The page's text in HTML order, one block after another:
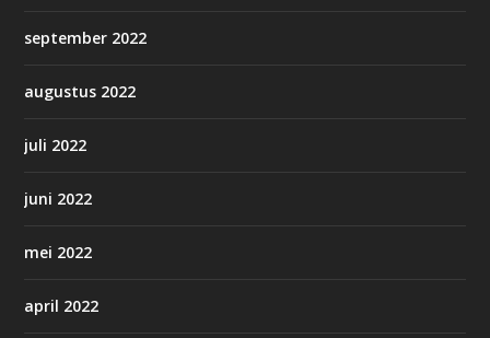
september 2022
augustus 2022
juli 2022
juni 2022
mei 2022
april 2022